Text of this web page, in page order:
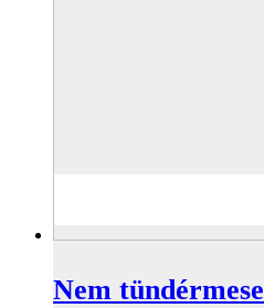
Nem tündérmese